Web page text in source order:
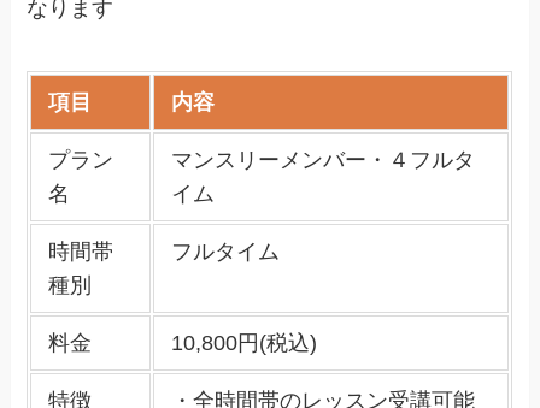
なります
項目 内容
プラン
名
マンスリーメンバー・４フルタ
イム
時間帯
種別
フルタイム
料金 10,800円(税込)
特徴
・全時間帯のレッスン受講可能